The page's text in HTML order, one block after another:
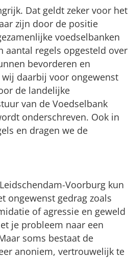
Dat geldt zeker voor het
zijn door de positie
voedselbanken
aantal regels opgesteld over
bevorderen en
daarbij voor ongewenst
de landelijke
van de Voedselbank
onderschreven. Ook in
en dragen we de
Voorburg kun
ongewenst gedrag zoals
of agressie en geweld
je probleem naar een
soms bestaat de
anoniem, vertrouwelijk te